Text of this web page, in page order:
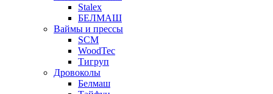
Stalex
БЕЛМАШ
Ваймы и прессы
SCM
WoodTec
Тигруп
Дровоколы
Белмаш